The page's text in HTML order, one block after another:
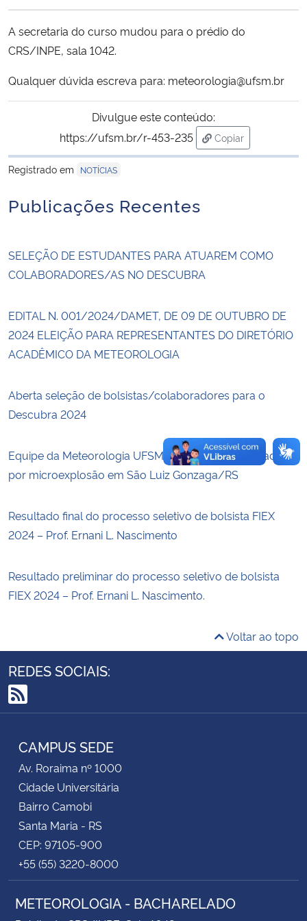
Ministério da Cidadania
Ministério da Saúde
Ministério de Minas e Energia
Ministério da Ciência, Tecnologia, Inovações e Comunicações
Ministério do Meio Ambiente
Controladoria-Geral da União
Secretaria-Geral
Gabinete de Segurança Institucional
Banco Central do Brasil
Planalto
A secretaria do curso mudou para o prédio do
CRS/INPE, sala 1042.
Qualquer dúvida escreva para: meteorologia@ufsm.br
Divulgue este conteúdo:
https://ufsm.br/r-453-235
Copiar
para área de
Registrado em
NOTÍCIAS
Publicações Recentes
SELEÇÃO DE ESTUDANTES PARA ATUAREM COMO
COLABORADORES/AS NO DESCUBRA
EDITAL N. 001/2024/DAMET, DE 09 DE OUTUBRO DE
2024 ELEIÇÃO PARA REPRESENTANTES DO DIRETÓRIO
ACADÊMICO DA METEOROLOGIA
Aberta seleção de bolsistas/colaboradores para o
Descubra 2024
Equipe da Meteorologia UFSM analisa danos causados
por microexplosão em São Luiz Gonzaga/RS
Resultado final do processo seletivo de bolsista FIEX
2024 – Prof. Ernani L. Nascimento
Resultado preliminar do processo seletivo de bolsista
FIEX 2024 – Prof. Ernani L. Nascimento.
Voltar ao topo
REDES SOCIAIS:
RSS
CAMPUS SEDE
Av. Roraima nº 1000
Cidade Universitária
Bairro Camobi
Santa Maria - RS
CEP: 97105-900
+55 (55) 3220-8000
METEOROLOGIA - BACHARELADO